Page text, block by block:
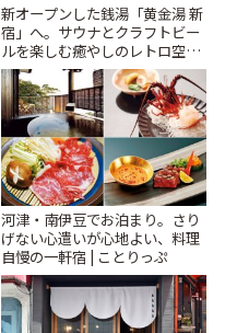
新オープンした銭湯「黄金湯 新
宿」へ。サウナとクラフトビー
ルを楽しむ癒やしのレトロ空間
| ことりっぷ
河津・南伊豆でお泊まり。さり
げない心遣いが心地よい、料理
自慢の一軒宿 | ことりっぷ